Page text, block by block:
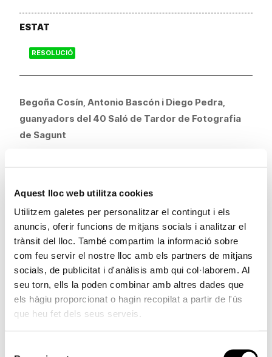
Aquest lloc web utilitza cookies
Utilitzem galetes per personalitzar el contingut i els
anuncis, oferir funcions de mitjans socials i analitzar el
trànsit del lloc. També compartim la informació sobre
com feu servir el nostre lloc amb els partners de mitjans
socials, de publicitat i d'anàlisis amb qui col·laborem. Al
seu torn, ells la poden combinar amb altres dades que
els hàgiu proporcionat o hagin recopilat a partir de l'ús
que heu fet dels seus serveis.
ESTAT
RESOLUCIÓ
Begoña Cosín, Antonio Bascón i Diego Pedra,
guanyadors del 40 Saló de Tardor de Fotografia
de Sagunt
ha fallat els premis d'esta nova convocatòria amb la
concessió del primer premi, dotat amb 900 euros, a
Begoña Cosín Moya per la seua col·lecció fotogràfica
Espectadores . El segon premi, de 450 euros, ha
recaigut en Antonio Bascón Márquez per la sèrieEl
camino de la Fe, mentre que el tercer premi, de 300
euros, s'ha concedit a la col·leccióNiebla, presentada
per Diego Pedra Benzal.